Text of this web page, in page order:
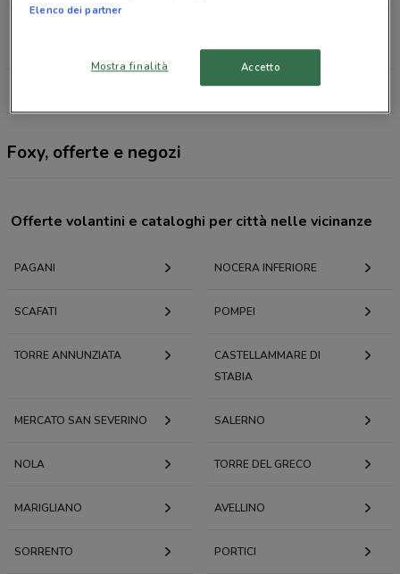
Tutti i negozi Foxy
Foxy, offerte e negozi
Offerte volantini e cataloghi per città nelle vicinanze
PAGANI NOCERA INFERIORE
SCAFATI POMPEI
TORRE ANNUNZIATA
CASTELLAMMARE DI
STABIA
MERCATO SAN SEVERINO SALERNO
NOLA TORRE DEL GRECO
MARIGLIANO AVELLINO
SORRENTO PORTICI
Elenco dei partner
Mostra finalità Accetto